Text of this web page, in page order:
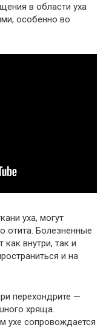
в области уха
особенно во
уха, могут
отита. Болезненные
внутри, так и
и на
перехондрите —
хряща.
ухе сопровождается